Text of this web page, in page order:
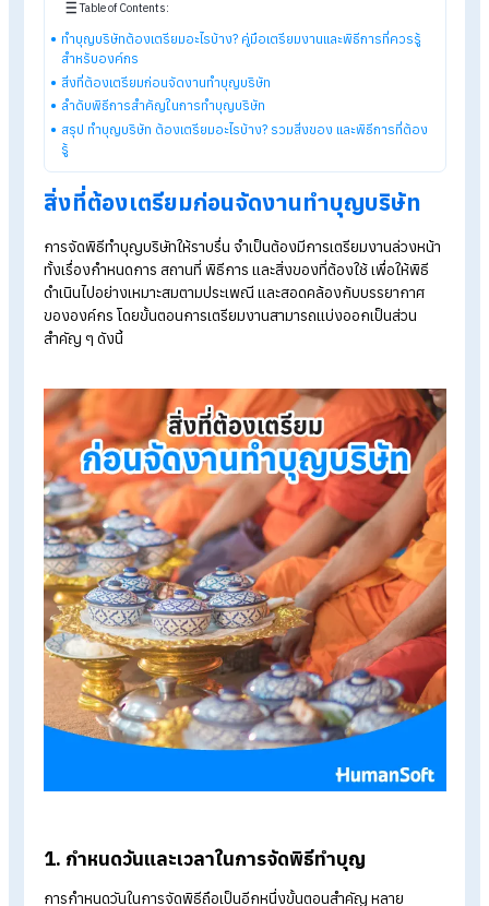
ไปอย่างถูกต้อง เรียบร้อย และราบรื่น
Explore HumanSoft HR software
Online time-attendance system
Start a free 30-day trial
Table of Contents:
สำหรับองค์กร
สิ่งที่ต้องเตรียมก่อนจัดงานทำบุญบริษัท
ลำดับพิธีการสำคัญในการทำบุญบริษัท
สรุป ทำบุญบริษัท ต้องเตรียมอะไรบ้าง? รวมสิ่งของ และพิธีการที่ต้อง
รู้
สิ่งที่ต้องเตรียมก่อนจัดงานทำบุญบริษัท
การจัดพิธีทำบุญบริษัทให้ราบรื่น จำเป็นต้องมีการเตรียมงานล่วงห
ทั้งเรื่องกำหนดการ สถานที่ พิธีการ และสิ่งของที่ต้องใช้ เพื่อให้พิธี
ดำเนินไปอย่างเหมาะสมตามประเพณี และสอดคล้องกับบรรยากาศ
ขององค์กร โดยขั้นตอนการเตรียมงานสามารถแบ่งออกเป็นส่วน
สำคัญ ๆ ดังนี้